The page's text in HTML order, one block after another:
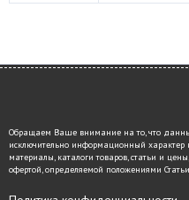
Обращаем Ваше внимание на то, что
исключительно информационный
материалы, каталоги товаров, статьи и
офертой, определяемой положениями